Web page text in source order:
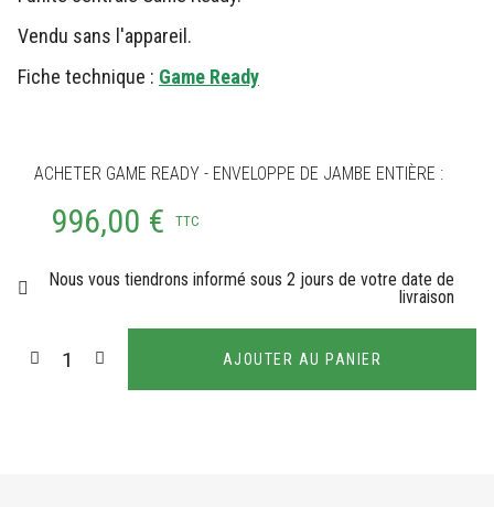
Vendu sans l'appareil.
Fiche technique : Game Ready
ACHETER GAME READY - ENVELOPPE DE JAMBE ENTIÈRE :
996,00 € TTC
Nous vous tiendrons informé sous 2 jours de votre date de
livraison
AJOUTER AU PANIER